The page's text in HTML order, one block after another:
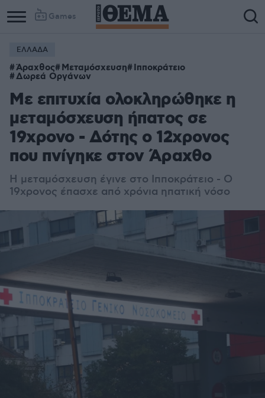
Games
ΕΛΛΑΔΑ
Άραχθος Μεταμόσχευση Ιπποκράτειο
Δωρεά Οργάνων
Με επιτυχία ολοκληρώθηκε η
μεταμόσχευση ήπατος σε
19χρονο - Δότης ο 12χρονος
που πνίγηκε στον Άραχθο
Η μεταμόσχευση έγινε στο Ιπποκράτειο - Ο
19χρονος έπασχε από χρόνια ηπατική νόσο